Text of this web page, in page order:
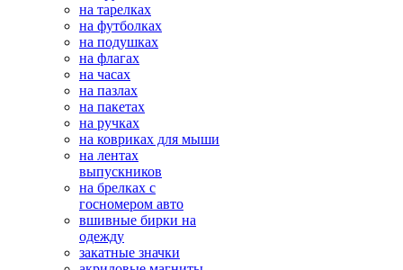
на тарелках
на футболках
на подушках
на флагах
на часах
на пазлах
на пакетах
на ручках
на ковриках для мыши
на лентах
выпускников
на брелках с
госномером авто
вшивные бирки на
одежду
закатные значки